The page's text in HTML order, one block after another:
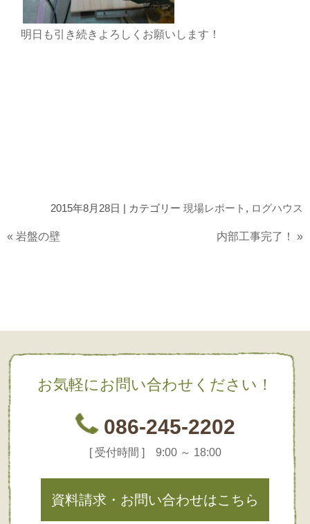
明日も引き続きよろしくお願いします！
2015年8月28日 | カテゴリー 現場レポート , ログハウス
« 岩盤の壁 内部工事完了！ »
お気軽にお問い合わせください！
086-245-2202
[ 受付時間 ] 9:00 ～ 18:00
資料請求・お問い合わせはこちら